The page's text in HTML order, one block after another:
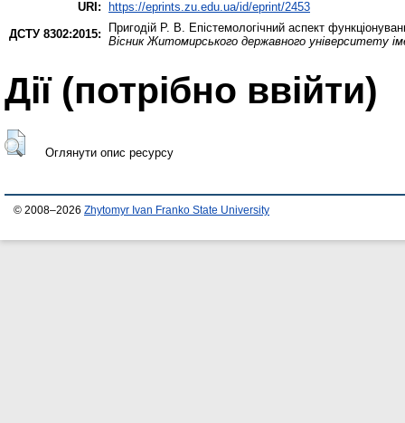
URI: https://eprints.zu.edu.ua/id/eprint/2453
ДСТУ 8302:2015:
Пригодій Р. В.
Епістемологічний аспект
Вісник Житомирського державного університету
Дії ​​(потрібно ввійти)
Оглянути опис ресурсу
© 2008–2026 Zhytomyr Ivan Franko State University